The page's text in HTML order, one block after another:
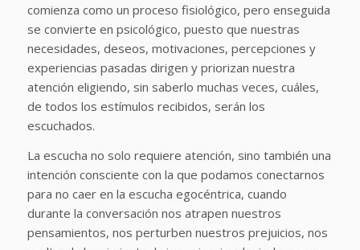
comienza como un proceso fisiológico, pero enseguida
se convierte en psicológico, puesto que nuestras
necesidades, deseos, motivaciones, percepciones y
experiencias pasadas dirigen y priorizan nuestra
atención eligiendo, sin saberlo muchas veces, cuáles,
de todos los estímulos recibidos, serán los
escuchados.
La escucha no solo requiere atención, sino también una
intención consciente con la que podamos conectarnos
para no caer en la escucha egocéntrica, cuando
durante la conversación nos atrapen nuestros
pensamientos, nos perturben nuestros prejuicios, nos